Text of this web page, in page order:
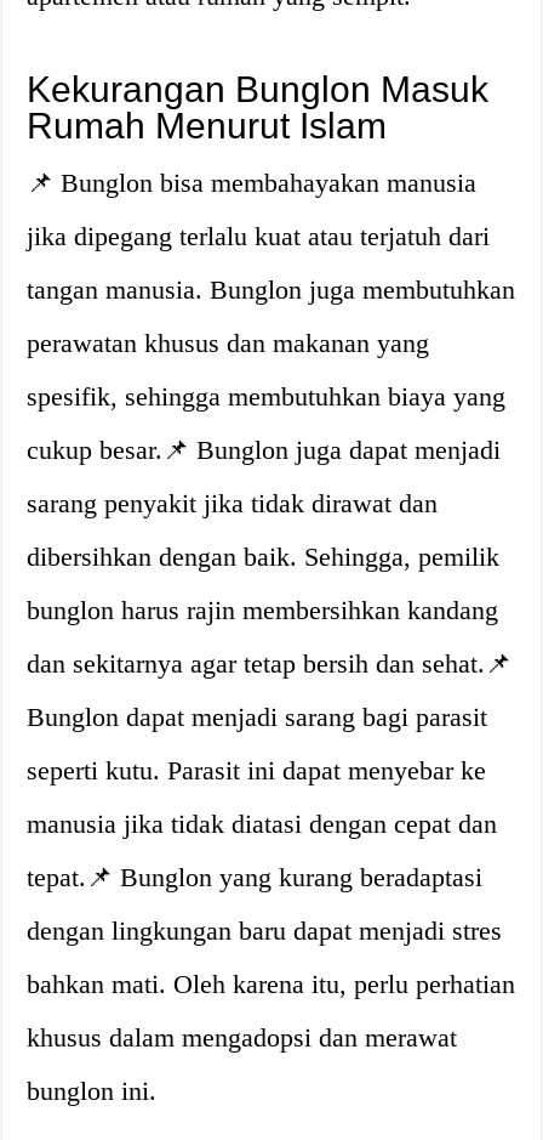
Kekurangan Bunglon Masuk
Rumah Menurut Islam
📌 Bunglon bisa membahayakan manusia
jika dipegang terlalu kuat atau terjatuh dari
tangan manusia. Bunglon juga membutuhkan
perawatan khusus dan makanan yang
spesifik, sehingga membutuhkan biaya yang
cukup besar.📌 Bunglon juga dapat menjadi
sarang penyakit jika tidak dirawat dan
dibersihkan dengan baik. Sehingga, pemilik
bunglon harus rajin membersihkan kandang
dan sekitarnya agar tetap bersih dan sehat.📌
Bunglon dapat menjadi sarang bagi parasit
seperti kutu. Parasit ini dapat menyebar ke
manusia jika tidak diatasi dengan cepat dan
tepat.📌 Bunglon yang kurang beradaptasi
dengan lingkungan baru dapat menjadi stres
bahkan mati. Oleh karena itu, perlu perhatian
khusus dalam mengadopsi dan merawat
bunglon ini.